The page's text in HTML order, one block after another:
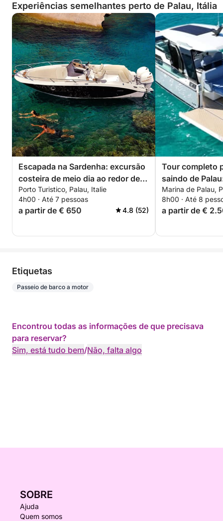
Experiências semelhantes perto de Palau, Itália
Escapada na Sardenha: excursão
costeira de meio dia ao redor de
Palau
Porto Turistico, Palau, Italie
4h00 · Até 7 pessoas
a partir de € 650 4.8 (52)
Tour completo
saindo de
Maddalena,
Marina de Palau,
8h00 · Até 8
a partir de €
Etiquetas
Passeio de barco a motor
Encontrou todas as informações de que precisava
para reservar?
Sim, está tudo bem/Não, falta algo
SOBRE
Ajuda
Quem somos